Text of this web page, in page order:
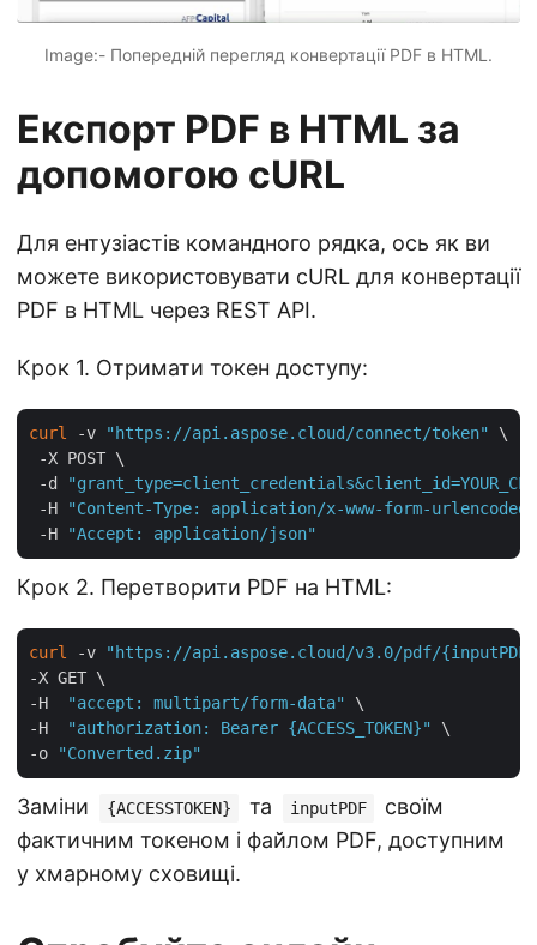
Image:- Попередній перегляд конвертації PDF в HTML.
Експорт PDF в HTML за
допомогою cURL
Для ентузіастів командного рядка, ось як ви
можете використовувати cURL для конвертації
PDF в HTML через REST API.
Крок 1. Отримати токен доступу:
curl -v "https://api.aspose.cloud/connect/token"
\
-X POST \
-d
-H
"Content-Type: application/x-www-form-urlencoded"
-H
"Accept: application/json"
Крок 2. Перетворити PDF на HTML:
curl -v
"https://api.aspose.cloud/v3.0/pdf/{inputPDF}/
-X GET \
-H
"accept: multipart/form-data"
\
-H
"authorization: Bearer {ACCESS_TOKEN}"
\
-o
"Converted.zip"
Заміни {ACCESSTOKEN} та inputPDF
своїм
фактичним токеном і файлом PDF, доступним
у хмарному сховищі.